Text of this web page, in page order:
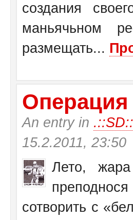
создания
маньячьном
размещать...
Операция
An entry in
15.2.2011, 23:50
Лето,
сотворить с